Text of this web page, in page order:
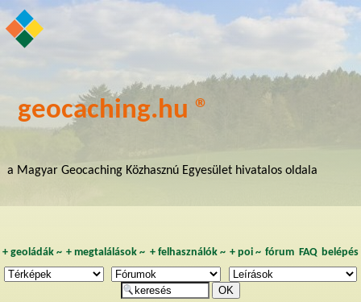
geocaching.hu ®
a Magyar Geocaching Közhasznú Egyesület hivatalos oldala
+ geoládák~ +megtalálások ~ + felhasználók~ + poi~ fórum FAQ belépés